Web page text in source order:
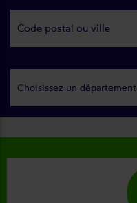
Choisissez un département